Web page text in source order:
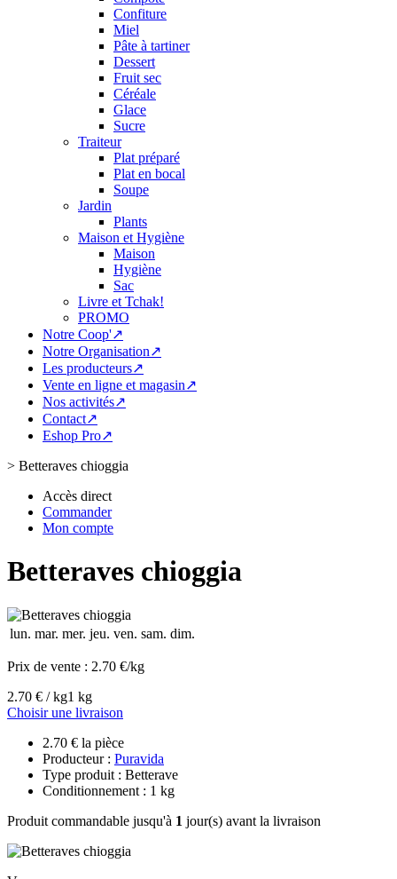
Confiture
Miel
Pâte à tartiner
Dessert
Fruit sec
Céréale
Glace
Sucre
Traiteur
Plat préparé
Plat en bocal
Soupe
Jardin
Plants
Maison et Hygiène
Maison
Hygiène
Sac
Livre et Tchak!
PROMO
Notre Coop'↗
Notre Organisation↗
Les producteurs↗
Vente en ligne et magasin↗
Nos activités↗
Contact↗
Eshop Pro↗
> Betteraves chioggia
Accès direct
Commander
Mon compte
Betteraves chioggia
lun. mar. mer. jeu. ven. sam. dim.
Prix de vente : 2.70 €/kg
2.70 € / kg1 kg
Choisir une livraison
2.70 € la pièce
Producteur : Puravida
Type produit : Betterave
Conditionnement : 1 kg
Produit commandable jusqu'à 1 jour(s) avant la livraison